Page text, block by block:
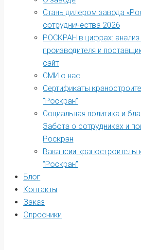
Стань дилером завода
сотрудничества 2026
РОСКРАН в цифрах: анализ
производителя и
сайт
СМИ о нас
Сертификаты
“Роскран”
Социальная политика и
Забота о сотрудниках и
Роскран
Вакансии
“Роскран”
Блог
Контакты
Заказ
Опросники